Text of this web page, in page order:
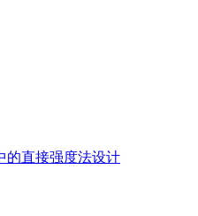
的直接强度法设计